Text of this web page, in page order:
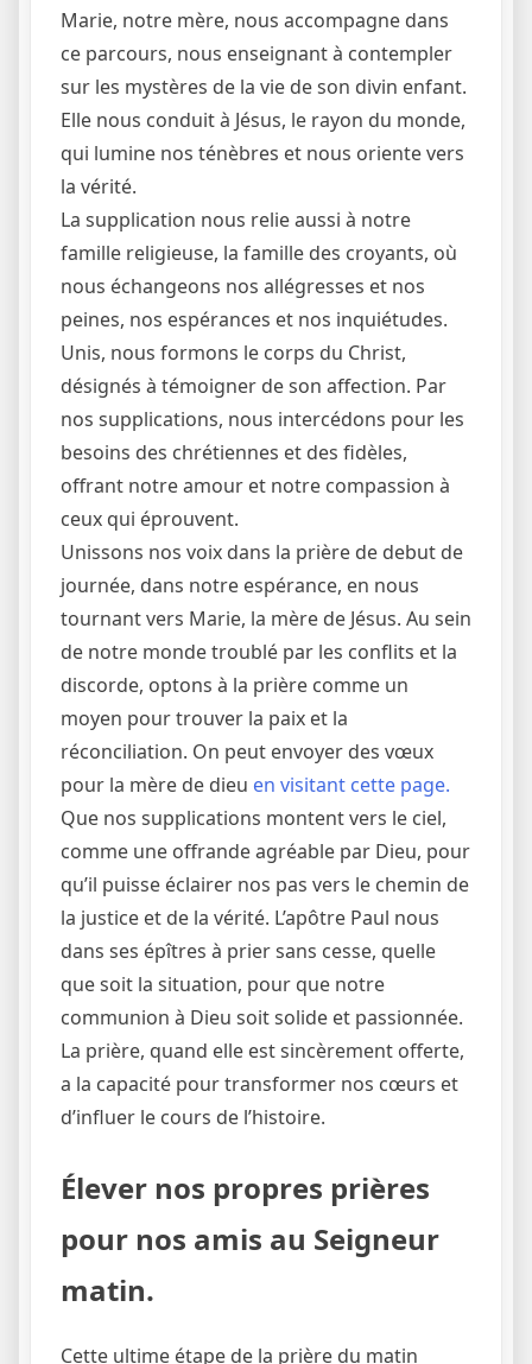
Marie, notre mère, nous accompagne dans
ce parcours, nous enseignant à contempler
sur les mystères de la vie de son divin enfant.
Elle nous conduit à Jésus, le rayon du monde,
qui lumine nos ténèbres et nous oriente vers
la vérité.
La supplication nous relie aussi à notre
famille religieuse, la famille des croyants, où
nous échangeons nos allégresses et nos
peines, nos espérances et nos inquiétudes.
Unis, nous formons le corps du Christ,
désignés à témoigner de son affection. Par
nos supplications, nous intercédons pour les
besoins des chrétiennes et des fidèles,
offrant notre amour et notre compassion à
ceux qui éprouvent.
Unissons nos voix dans la prière de debut de
journée, dans notre espérance, en nous
tournant vers Marie, la mère de Jésus. Au sein
de notre monde troublé par les conflits et la
discorde, optons à la prière comme un
moyen pour trouver la paix et la
réconciliation. On peut envoyer des vœux
pour la mère de dieu en visitant cette page.
Que nos supplications montent vers le ciel,
comme une offrande agréable par Dieu, pour
qu’il puisse éclairer nos pas vers le chemin de
la justice et de la vérité. L’apôtre Paul nous
dans ses épîtres à prier sans cesse, quelle
que soit la situation, pour que notre
communion à Dieu soit solide et passionnée.
La prière, quand elle est sincèrement offerte,
a la capacité pour transformer nos cœurs et
d’influer le cours de l’histoire.
Élever nos propres prières
pour nos amis au Seigneur
matin.
Cette ultime étape de la prière du matin